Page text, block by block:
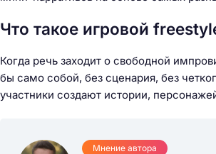
Что такое игровой
Когда речь заходит о свободной
бы само собой, без сценария, без
участники создают истории,
Мнение автора